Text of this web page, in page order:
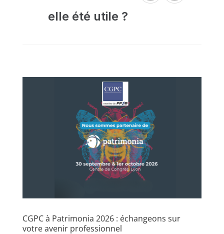
elle été utile ?
CGPC à Patrimonia 2026 : échangeons sur
votre avenir professionnel